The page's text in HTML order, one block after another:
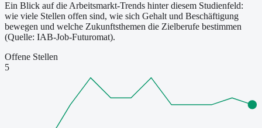
Ein Blick auf die Arbeitsmarkt-Trends hinter diesem Studienfeld:
wie viele Stellen offen sind, wie sich Gehalt und Beschäftigung
bewegen und welche Zukunftsthemen die Zielberufe bestimmen
(Quelle: IAB-Job-Futuromat).
Offene Stellen
5